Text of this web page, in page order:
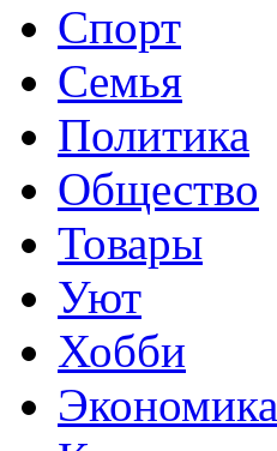
Спорт
Семья
Политика
Общество
Товары
Уют
Хобби
Экономика